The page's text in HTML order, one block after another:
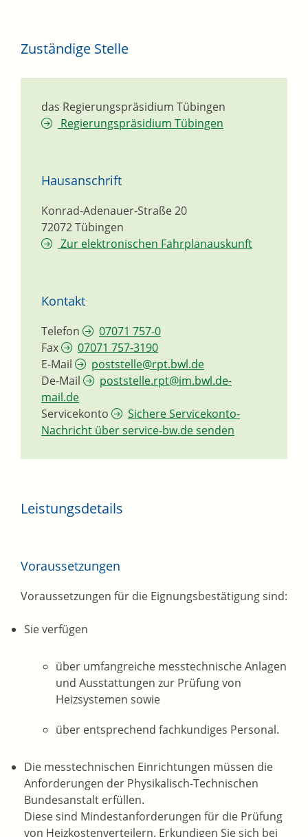
Zuständige Stelle
das Regierungspräsidium Tübingen
Regierungspräsidium Tübingen
Hausanschrift
Konrad-Adenauer-Straße 20
72072Tübingen
Zur elektronischen Fahrplanauskunft
Kontakt
Telefon
07071 757-0
Fax
07071 757-3190
E-Mail
poststelle@rpt.bwl.de
De-Mail
poststelle.rpt@im.bwl.de-
mail.de
Servicekonto
Sichere Servicekonto-
Nachricht über service-bw.de senden
Leistungsdetails
Voraussetzungen
Voraussetzungen für die Eignungsbestätigung sind:
Sie verfügen
über umfangreiche messtechnische Anlagen
und Ausstattungen zur Prüfung von
Heizsystemen sowie
über entsprechend fachkundiges Personal.
Die messtechnischen Einrichtungen müssen die
Anforderungen der Physikalisch-Technischen
Bundesanstalt erfüllen.
Diese sind Mindestanforderungen für die Prüfung
von Heizkostenverteilern. Erkundigen Sie sich bei